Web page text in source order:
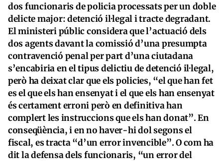
dos funcionaris de policia processats per un doble
delicte major: detenció il·legal i tracte degradant.
El ministeri públic considera que l’actuació dels
dos agents davant la comissió d’una presumpta
contravenció penal per part d’una ciutadana
s’encabiria en el tipus delictiu de detenció il·legal,
però ha deixat clar que els policies, “el que han fet
es el que els han ensenyat i el que els han ensenyat
és certament erroni però en definitiva han
complert les instruccions que els han donat”. En
conseqüència, i en no haver-hi dol segons el
fiscal, es tracta “d’un error invencible”. O com ha
dit la defensa dels funcionaris, “un error del